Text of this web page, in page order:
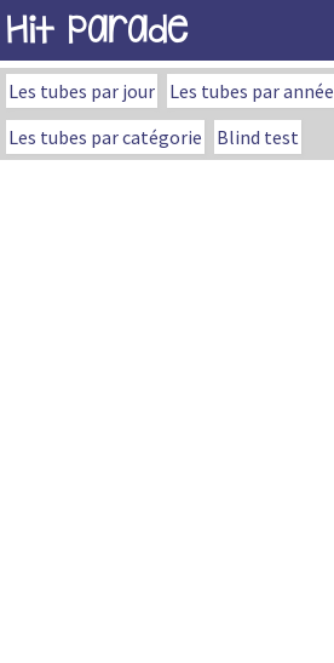
Hit Parade
Les tubes par jour Les tubes par année
Les tubes par catégorie
Blind test